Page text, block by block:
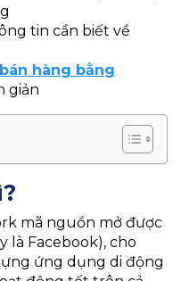
tin cần biết về
hàng bằng
giản
mã nguồn mở được
là Facebook), cho
ứng dụng di động